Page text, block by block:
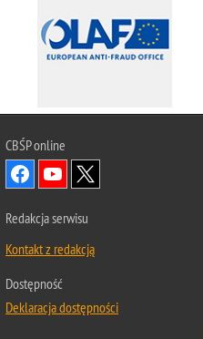
CBŚPonline
Redakcja serwisu
Kontakt z redakcją
Dostępność
Deklaracja dostępności